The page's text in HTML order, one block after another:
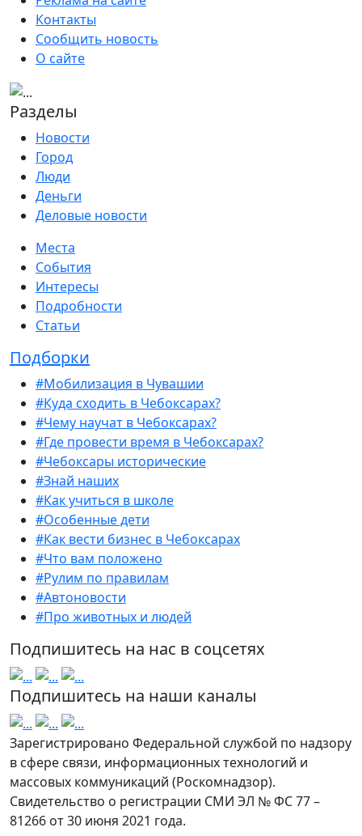
Контакты
Сообщить новость
О сайте
Разделы
Новости
Город
Люди
Деньги
Деловые новости
Места
События
Интересы
Подробности
Статьи
Подборки
#Мобилизация в Чувашии
#Куда сходить в Чебоксарах?
#Чему научат в Чебоксарах?
#Где провести время в Чебоксарах?
#Чебоксары исторические
#Знай наших
#Как учиться в школе
#Особенные дети
#Как вести бизнес в Чебоксарах
#Что вам положено
#Рулим по правилам
#Автоновости
#Про животных и людей
Подпишитесь на нас в соцсетях
Подпишитесь на наши каналы
Зарегистрировано Федеральной службой по надзору
в сфере связи, информационных технологий и
массовых коммуникаций (Роскомнадзор).
Свидетельство о регистрации СМИ ЭЛ № ФС 77 –
81266 от 30 июня 2021 года.